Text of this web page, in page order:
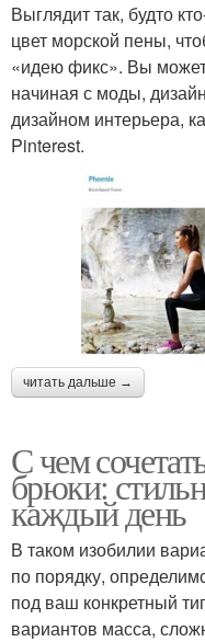
Выглядит так, будто
цвет морской пены,
«идею фикс». Вы
начиная с моды,
дизайном интерьера,
Pinterest.
читать дальше →
С чем
брюки:
каждый день
В таком изобилии
по порядку,
под ваш конкретный
вариантов масса,